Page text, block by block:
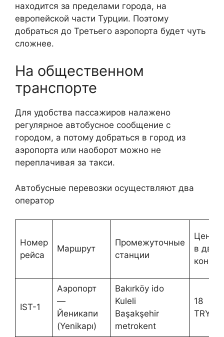
находится за пределами города, на
европейской части Турции. Поэтому
добраться до Третьего аэропорта будет чуть
сложнее.
На общественном
транспорте
Для удобства пассажиров налажено
регулярное автобусное сообщение с
городом, а потому добраться в город из
аэропорта или наоборот можно не
переплачивая за такси.
Автобусные перевозки осуществляют два
оператор
Номер
рейса
Маршрут
Промежуточные
станции
Цена
в два
конца
IST-1
Аэропорт
—
Йеникапи
(Yenikapı)
Bakırköy ido
Kuleli
Başakşehir
metrokent
18
TRY